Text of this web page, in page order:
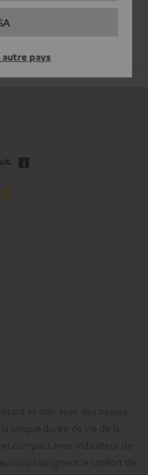
pays
PRO (XS, S, M, L, XL)